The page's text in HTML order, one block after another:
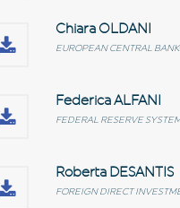
Chiara OLDANI
EUROPEAN CENTRAL
Federica ALFANI
FEDERAL RESERVE
Roberta DESANTIS
FOREIGN DIRECT